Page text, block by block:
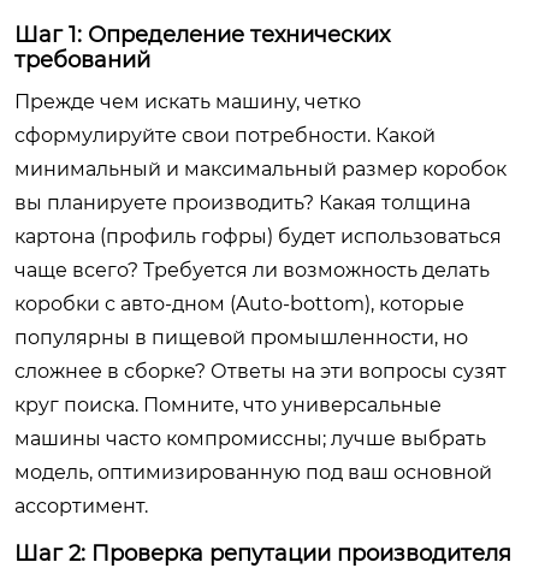
Шаг 1: Определение технических
требований
Прежде чем искать машину, четко
сформулируйте свои потребности. Какой
минимальный и максимальный размер коробок
вы планируете производить? Какая толщина
картона (профиль гофры) будет использоваться
чаще всего? Требуется ли возможность делать
коробки с авто-дном (Auto-bottom), которые
популярны в пищевой промышленности, но
сложнее в сборке? Ответы на эти вопросы сузят
круг поиска. Помните, что универсальные
машины часто компромиссны; лучше выбрать
модель, оптимизированную под ваш основной
ассортимент.
Шаг 2: Проверка репутации производителя